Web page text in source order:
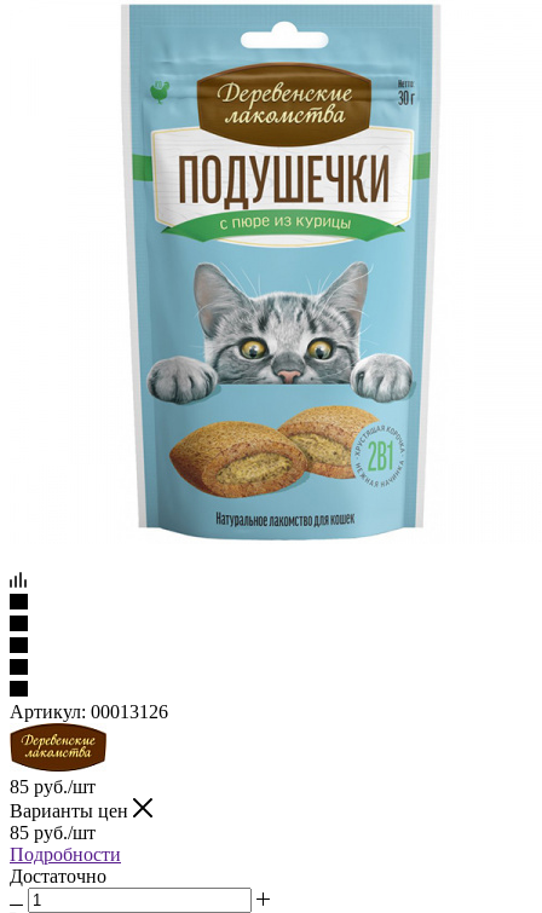
Артикул: 00013126
85 руб./шт
Варианты цен
85 руб./шт
Подробности
Достаточно